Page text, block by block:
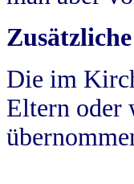
Die im
Eltern oder